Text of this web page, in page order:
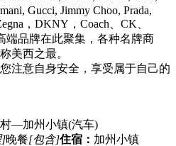
Gucci, Jimmy Choo, Prada,
，DKNY，Coach、CK、
端品牌在此聚集，各种名牌商
美西之最。
注意自身安全，享受属于自己的
—加州小镇(汽车)
]晚餐[包含]住宿： 加州小镇